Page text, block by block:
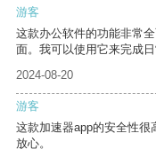
游客
这款办公软件的功能非常
面。我可以使用它来完成
2024-08-20
游客
这款加速器app的安全性很
放心。